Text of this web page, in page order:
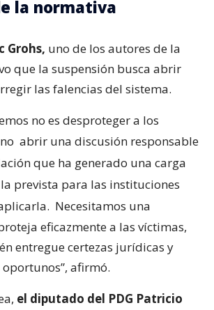
la normativa
Grohs, uno de los autores de la
que la suspensión busca abrir
las falencias del sistema.
no es desproteger a los
abrir una discusión responsable
que ha generado una carga
prevista para las instituciones
Necesitamos una
eficazmente a las víctimas,
entregue certezas jurídicas y
afirmó.
el diputado del PDG Patricio